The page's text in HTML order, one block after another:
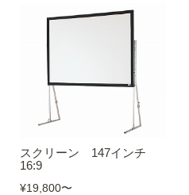
スクリーン 147インチ
16:9
¥19,800〜